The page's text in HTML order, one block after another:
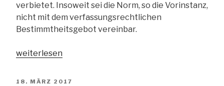
verbietet. Insoweit sei die Norm, so die Vorinstanz,
nicht mit dem verfassungsrechtlichen
Bestimmtheitsgebot vereinbar.
„§
weiterlesen
VERÖFFENTLICHT
18. MÄRZ 2017